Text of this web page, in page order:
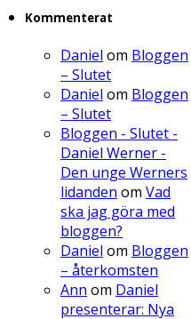
Kommenterat
Daniel om Bloggen
– Slutet
Daniel om Bloggen
– Slutet
Bloggen - Slutet -
Daniel Werner -
Den unge Werners
lidanden om Vad
ska jag göra med
bloggen?
Daniel om Bloggen
– återkomsten
Ann om Daniel
presenterar: Nya